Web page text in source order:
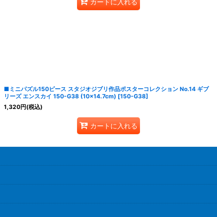
カートに入れる
■ミニパズル150ピース スタジオジブリ作品ポスターコレクション No.14 ギブ
リーズ エンスカイ 150-G38 (10×14.7cm) [150-G38]
1,320円(税込)
カートに入れる